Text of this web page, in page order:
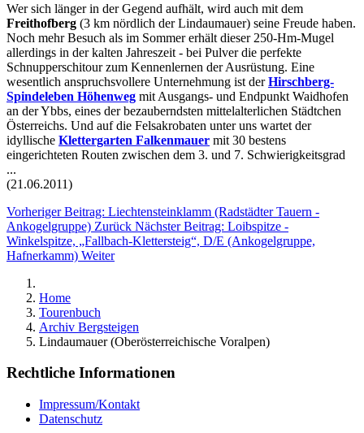
Wer sich länger in der Gegend aufhält, wird auch mit dem
Freithofberg (3 km nördlich der Lindaumauer) seine Freude haben.
Noch mehr Besuch als im Sommer erhält dieser 250-Hm-Mugel
allerdings in der kalten Jahreszeit - bei Pulver die perfekte
Schnupperschitour zum Kennenlernen der Ausrüstung. Eine
wesentlich anspruchsvollere Unternehmung ist derHirschberg-
Spindeleben Höhenweg mit Ausgangs- und Endpunkt Waidhofen
an der Ybbs, eines der bezauberndsten mittelalterlichen Städtchen
Österreichs. Und auf die Felsakrobaten unter uns wartet der
idyllische Klettergarten Falkenmauer mit 30 bestens
eingerichteten Routen zwischen dem 3. und 7. Schwierigkeitsgrad
...
(21.06.2011)
Vorheriger Beitrag: Liechtensteinklamm (Radstädter Tauern -
Ankogelgruppe) Zurück Nächster Beitrag: Loibspitze -
Winkelspitze, „Fallbach-Klettersteig“, D/E (Ankogelgruppe,
Hafnerkamm) Weiter
Home
Tourenbuch
Archiv Bergsteigen
Lindaumauer (Oberösterreichische Voralpen)
Rechtliche Informationen
Impressum/Kontakt
Datenschutz